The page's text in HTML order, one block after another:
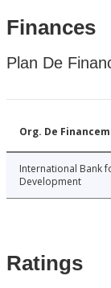
Finances
Plan De
Org. De
International Bank
Development
Ratings